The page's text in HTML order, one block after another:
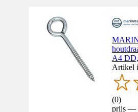
A4
Artikel
(0)
prijs —